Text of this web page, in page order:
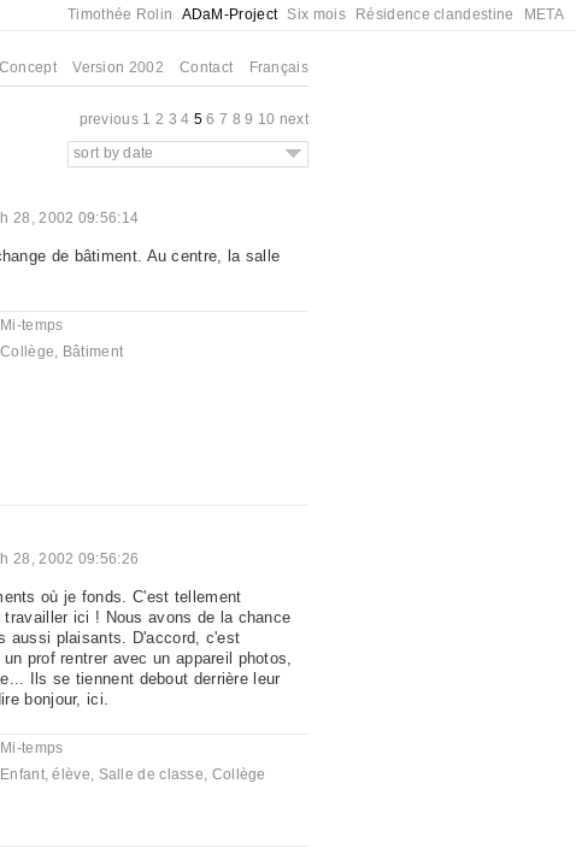
Timothée Rolin ADaM-Project Six mois Résidence clandestine META
Concept Version 2002 Contact Français
previous 1 2 3 4 5 6 7 8 9 10 next
sort by date
28, 2002 09:56:14
de bâtiment. Au centre, la salle
Mi-temps
Collège, Bâtiment
28, 2002 09:56:26
où je fonds. C'est tellement
travailler ici ! Nous avons de la chance
aussi plaisants. D'accord, c'est
prof rentrer avec un appareil photos,
Ils se tiennent debout derrière leur
bonjour, ici.
Mi-temps
Enfant,élève, Salle de classe, Collège